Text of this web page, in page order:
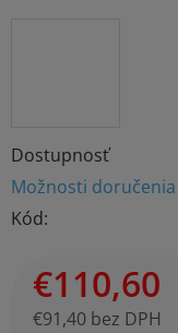
Dostupnosť
Možnosti doručenia
Kód:
€110,60
€91,40 bez DPH